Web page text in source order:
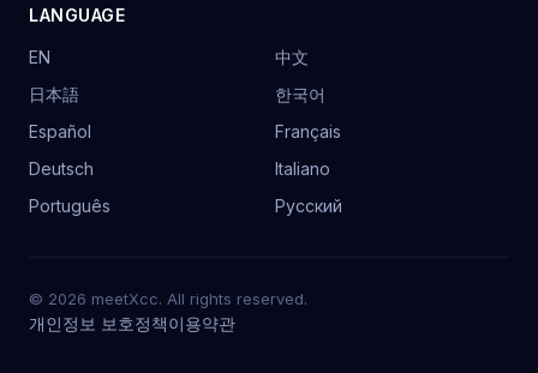
LANGUAGE
EN
中文
日本語
한국어
Español
Français
Deutsch
Italiano
Português
Русский
© 2026 meetXcc. All rights reserved.
개인정보 보호정책이용약관